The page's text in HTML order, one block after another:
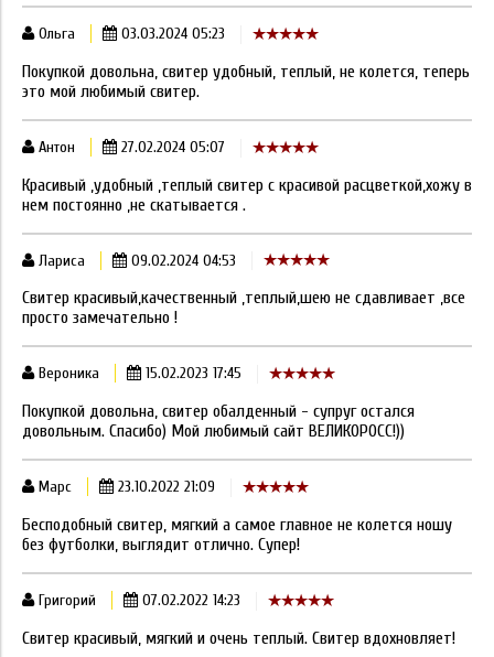
Ольга 03.03.2024 05:23
Покупкой довольна, свитер удобный, теплый, не колется, теперь
это мой любимый свитер.
Антон 27.02.2024 05:07
Красивый ,удобный ,теплый свитер с красивой расцветкой,хожу в
нем постоянно ,не скатывается .
Лариса 09.02.2024 04:53
Свитер красивый,качественный ,теплый,шею не сдавливает ,все
просто замечательно !
Вероника 15.02.2023 17:45
Покупкой довольна, свитер обалденный - супруг остался
довольным. Спасибо) Мой любимый сайт ВЕЛИКОРОСС!))
Марс 23.10.2022 21:09
Бесподобный свитер, мягкий а самое главное не колется ношу
без футболки, выглядит отлично. Супер!
Григорий 07.02.2022 14:23
Свитер красивый, мягкий и очень теплый. Свитер вдохновляет!